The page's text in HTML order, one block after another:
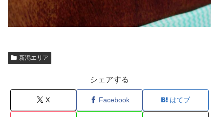
新潟エリア
シェアする
X Facebook はてブ